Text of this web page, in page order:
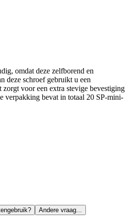
omdat deze zelfborend en
deze schroef gebruikt u een
voor een extra stevige bevestiging
verpakking bevat in totaal 20 SP-mini-
Andere vraag...